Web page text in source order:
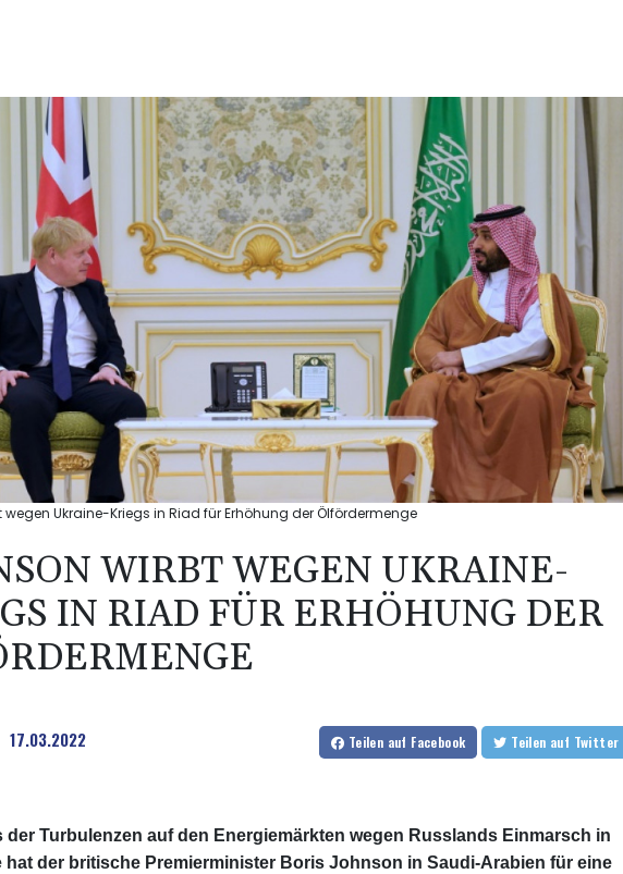
Ukraine-Kriegs in Riad für Erhöhung der Ölfördermenge
WIRBT WEGEN UKRAINE-
IN RIAD FÜR ERHÖHUNG DER
17.03.2022 Teilen auf Facebook Teilen auf Twitter
der Turbulenzen auf den Energiemärkten wegen Russlands Einmarsch in
hat der britische Premierminister Boris Johnson in Saudi-Arabien für eine